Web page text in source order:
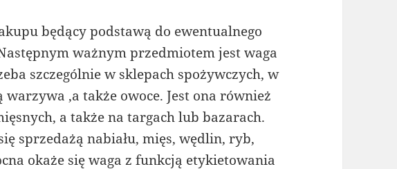
będący podstawą do ewentualnego
ważnym przedmiotem jest waga
szczególnie w sklepach spożywczych, w
,a także owoce. Jest ona również
a także na targach lub bazarach.
sprzedażą nabiału, mięs, wędlin, ryb,
okaże się waga z funkcją etykietowania